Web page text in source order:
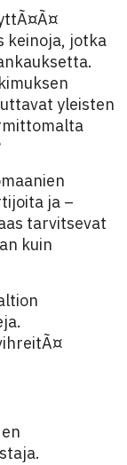
keinoja, jotka
yleisten
ja –
tarvitsevat
kuin